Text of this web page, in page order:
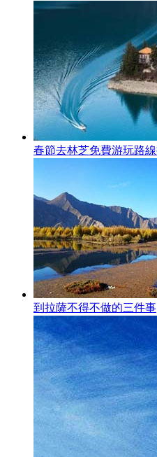
春節去林芝免費游玩路線
到拉薩不得不做的三件事